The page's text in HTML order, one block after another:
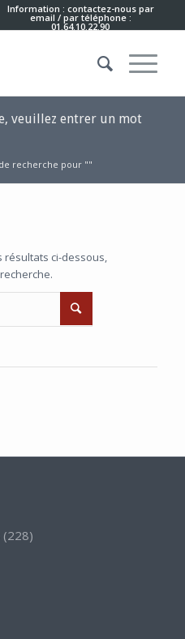
Information : contactez-nous par
email / par téléphone :
01.64.10.22.90
veuillez entrer un mot
recherche pour ""
résultats ci-dessous,
(228)